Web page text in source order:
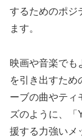
するためのポジ
ます。
映画や音楽でも
を引き出すため
ーブの曲やティ
ズのように、「
援する力強いメ